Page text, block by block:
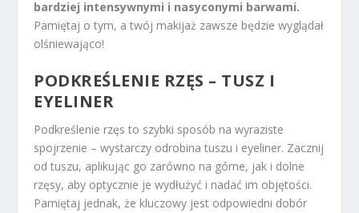
bardziej intensywnymi i nasyconymi barwami.
Pamiętaj o tym, a twój makijaż zawsze będzie wyglądał
olśniewająco!
PODKREŚLENIE RZĘS – TUSZ I
EYELINER
Podkreślenie rzęs to szybki sposób na wyraziste
spojrzenie – wystarczy odrobina tuszu i eyeliner. Zacznij
od tuszu, aplikując go zarówno na górne, jak i dolne
rzęsy, aby optycznie je wydłużyć i nadać im objętości.
Pamiętaj jednak, że kluczowy jest odpowiedni dobór